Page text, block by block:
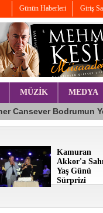
Günün Haberleri Giriş
MÜZİK MEDYA
Kamuran
Akkor'a
Yaş Günü
Sürprizi